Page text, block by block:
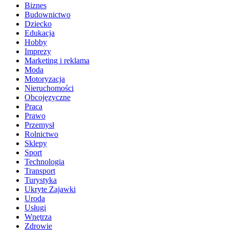
Biznes
Budownictwo
Dziecko
Edukacja
Hobby
Imprezy
Marketing i reklama
Moda
Motoryzacja
Nieruchomości
Obcojęzyczne
Praca
Prawo
Przemysł
Rolnictwo
Sklepy
Sport
Technologia
Transport
Turystyka
Ukryte Zajawki
Uroda
Usługi
Wnętrza
Zdrowie